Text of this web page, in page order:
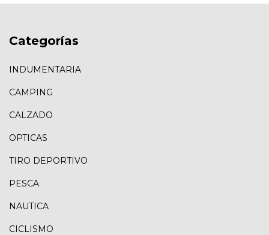
Categorías
INDUMENTARIA
CAMPING
CALZADO
OPTICAS
TIRO DEPORTIVO
PESCA
NAUTICA
CICLISMO